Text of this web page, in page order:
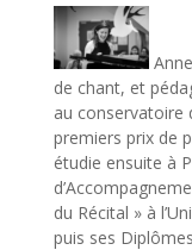
de chant, et
au conservatoire
premiers prix de
étudie ensuite à
du Récital » à
puis ses